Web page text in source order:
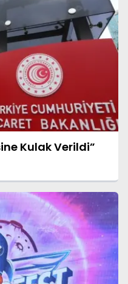
Kulak Verildi”